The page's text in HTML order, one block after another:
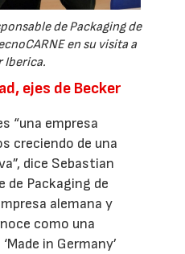
de Packaging de
en su visita a
Iberica.
ejes de Becker
“una empresa
creciendo de una
dice Sebastian
de Packaging de
alemana y
como una
in Germany’